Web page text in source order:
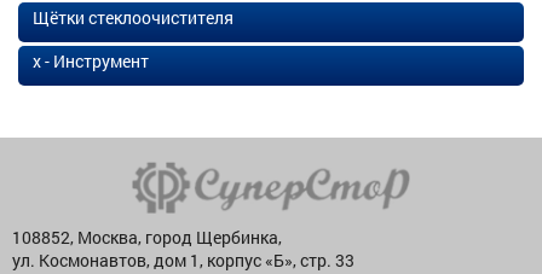
Щётки стеклоочистителя
х - Инструмент
108852, Москва, город Щербинка,
ул. Космонавтов, дом 1, корпус «Б», стр. 33